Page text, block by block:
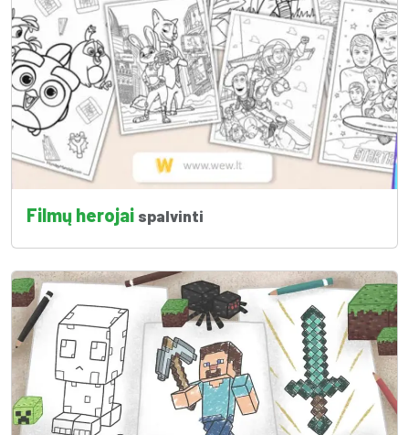
Filmų herojai spalvinti